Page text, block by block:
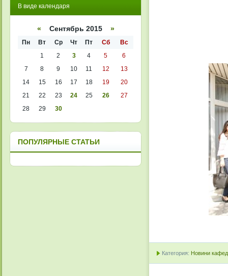
Категория: Новини
кален
списк
В виде календаря
« Сентябрь 2015 »
Пн Вт Ср Чт Пт Сб
Вс
1
2 3 4 5
6
7
8 9 10 11 12
13
14
15 16 17 18 19
20
21
22 23 24 25 26
27
28
29 30
ПОПУЛЯРНЫЕ СТАТЬИ